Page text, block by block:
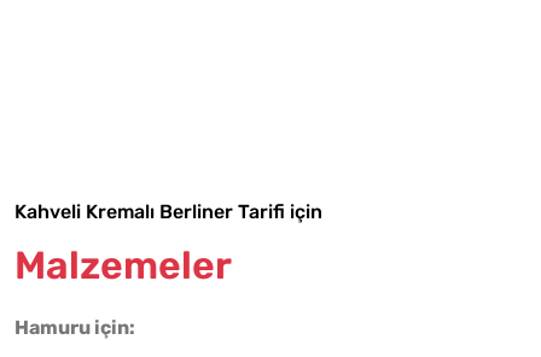
Kahveli Kremalı Berliner Tarifi için
Malzemeler
Hamuru için: